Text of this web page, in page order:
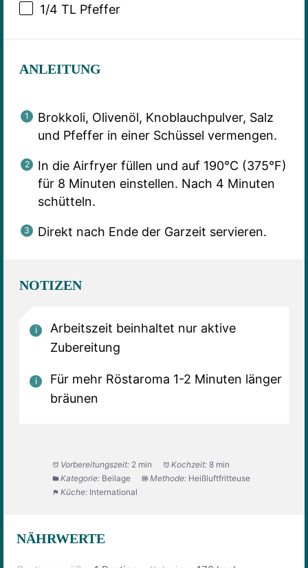
1/4 TL Pfeffer
ANLEITUNG
Brokkoli, Olivenöl, Knoblauchpulver, Salz
und Pfeffer in einer Schüssel vermengen.
In die Airfryer füllen und auf 190°C (375°F)
für 8 Minuten einstellen. Nach 4 Minuten
schütteln.
Direkt nach Ende der Garzeit servieren.
NOTIZEN
Arbeitszeit beinhaltet nur aktive
Zubereitung
Für mehr Röstaroma 1-2 Minuten länger
bräunen
Vorbereitungszeit: 2 min Kochzeit: 8 min
Kategorie: Beilage Methode: Heißluftfritteuse
Küche: International
NÄHRWERTE